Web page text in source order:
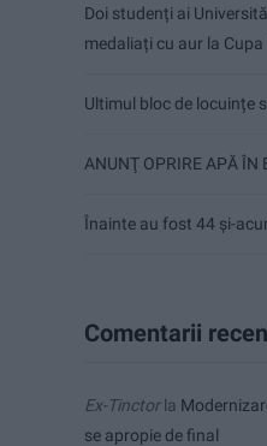
Doi studenți ai
medaliați cu aur la
Ultimul bloc de locuințe
ANUNŢ OPRIRE APĂ ÎN
Înainte au fost 44 și-
Comentarii
Ex-Tinctorla
se apropie de final